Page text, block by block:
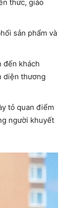
thức, giáo
sản phẩm và
đến khách
diện thương
tỏ quan điểm
người khuyết